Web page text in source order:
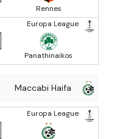
Rennes
Europa League
Panathinaikos
Maccabi Haifa
Europa League